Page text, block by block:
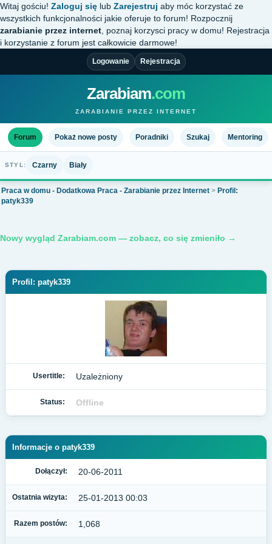
Witaj gościu! Zaloguj się lub Zarejestruj aby móc korzystać ze
wszystkich funkcjonalności jakie oferuje to forum! Rozpocznij
zarabianie przez internet , poznaj korzysci pracy w domu! Rejestracja
i korzystanie z forum jest całkowicie darmowe!
Logowanie Rejestracja
Zarabiam.com
ZARABIANIE PRZEZ INTERNET
Forum Pokaż nowe posty Poradniki Szukaj Mentoring
STYL: Czarny Biały
Praca w domu - Dodatkowa Praca - Zarabianie przez Internet > Profil:
patyk339
Nowy wygląd Zarabiam.com — zobacz, co się zmieniło →
Profil: patyk339
Usertitle: Uzależniony
Status: Offline
Informacje o patyk339
Dołączył: 20-06-2011
Ostatnia wizyta: 25-01-2013 00:03
Razem postów: 1,068